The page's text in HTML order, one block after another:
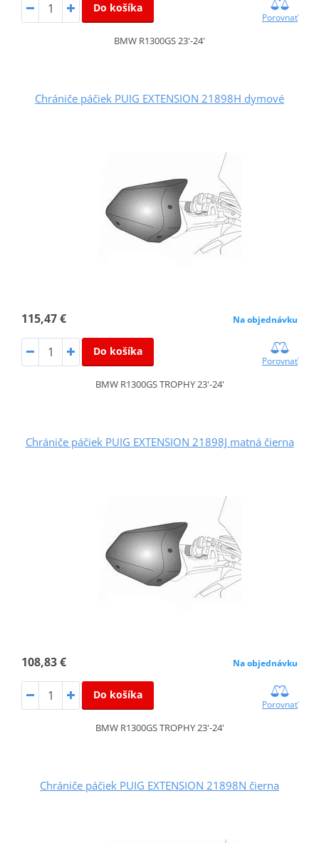
Do košíka
Porovnať
BMW R1300GS 23'-24'
Chrániče páčiek PUIG EXTENSION 21898H dymové
115,47 € Na objednávku
Do košíka
Porovnať
BMW R1300GS TROPHY 23'-24'
Chrániče páčiek PUIG EXTENSION 21898J matná čierna
108,83 € Na objednávku
Do košíka
Porovnať
BMW R1300GS TROPHY 23'-24'
Chrániče páčiek PUIG EXTENSION 21898N čierna